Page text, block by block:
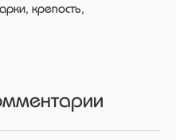
крепость,